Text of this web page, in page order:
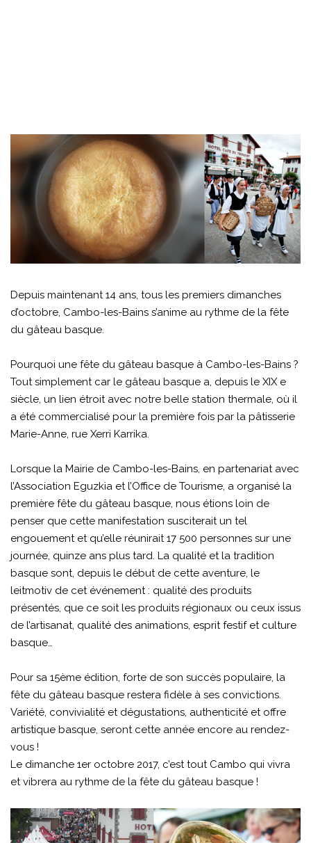
Depuis maintenant 14 ans, tous les premiers dimanches
d’octobre, Cambo-les-Bains s’anime au rythme de la fête
du gâteau basque.
Pourquoi une fête du gâteau basque à Cambo-les-Bains ?
Tout simplement car le gâteau basque a, depuis le XIX e
siècle, un lien étroit avec notre belle station thermale, où il
a été commercialisé pour la première fois par la pâtisserie
Marie-Anne, rue Xerri Karrika.
Lorsque la Mairie de Cambo-les-Bains, en partenariat avec
l’Association Eguzkia et l’Office de Tourisme, a organisé la
première fête du gâteau basque, nous étions loin de
penser que cette manifestation susciterait un tel
engouement et qu’elle réunirait 17 500 personnes sur une
journée, quinze ans plus tard. La qualité et la tradition
basque sont, depuis le début de cette aventure, le
leitmotiv de cet événement : qualité des produits
présentés, que ce soit les produits régionaux ou ceux issus
de l’artisanat, qualité des animations, esprit festif et culture
basque…
Pour sa 15ème édition, forte de son succès populaire, la
fête du gâteau basque restera fidèle à ses convictions.
Variété, convivialité et dégustations, authenticité et offre
artistique basque, seront cette année encore au rendez-
vous !
Le dimanche 1er octobre 2017, c’est tout Cambo qui vivra
et vibrera au rythme de la fête du gâteau basque !